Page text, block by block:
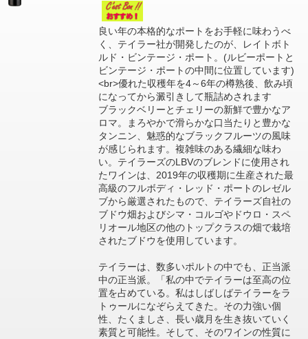
良い年の本格的なポートをお手軽に味わうべ
く、テイラー社が開発したのが、レイトボト
ルド・ビンテージ・ポート。(ルビーポートと
ビンテージ・ポートの中間に位置しています)
<br>優れた収穫年を4～6年の樽熟後、飲み頃
になってから澱引きして瓶詰めされます
ブラックベリーとチェリーの新鮮で豊かなア
ロマ。まろやかで滑らかな口当たりと豊かな
タンニン、魅惑的なブラックフルーツの風味
が感じられます。複雑味のある繊細な味わ
い。テイラーズのLBVのブレンドに使用され
たワインは、2019年の収穫期に生産された最
高級のフルボディ・レッド・ポートのレゼル
ブから厳選されたもので、テイラーズ自社の
ブドウ畑およびシマ・コルゴやドウロ・スペ
リオール地区の他のトップクラスの畑で栽培
されたブドウを使用しています。
テイラーは、数多いポルトの中でも、正当派
中の正当派。「私の中でテイラーは至高の位
置を占めている。私はしばしばテイラーをラ
トゥールになぞらえてきた。その力強い個
性、たくましさ、長い歳月を生き抜いていく
素質と可能性。そして、そのワインの性質に